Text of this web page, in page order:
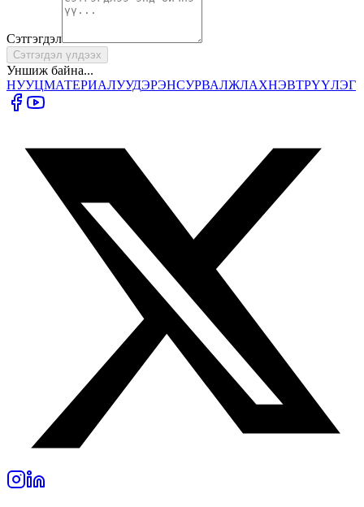
Сэтгэгдэл
Сэтгэгдэл үлдээх
Уншиж байна...
НУУЦМАТЕРИАЛУУДЭРЭНСУРВАЛЖЛАХНЭВТРҮҮЛЭГ